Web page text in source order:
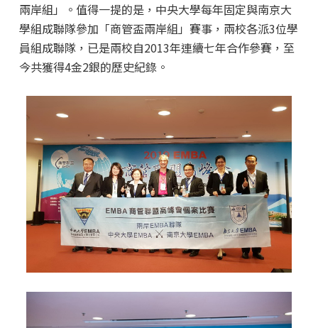
兩岸組」。值得一提的是，中央大學每年固定與南京大
學組成聯隊參加「商管盃兩岸組」賽事，兩校各派3位學
員組成聯隊，已是兩校自2013年連續七年合作參賽，至
今共獲得4金2銀的歷史紀錄。